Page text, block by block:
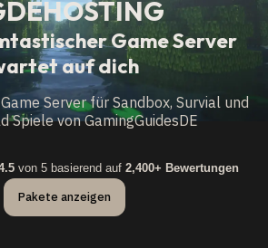
Game Server
auf dich
Server für Sandbox, Survial und
Spiele von GamingGuidesDE
von 5 basierend auf 2,400+ Bewertungen
Pakete anzeigen